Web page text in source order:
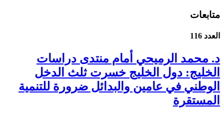
متابعات
العدد 116
د. محمد الرميحي أمام منتدى دراسات
الخليج: دول الخليج خسرت ثلث الدخل
الوطني في عامين والبدائل ضرورة للتنمية
المستقرة